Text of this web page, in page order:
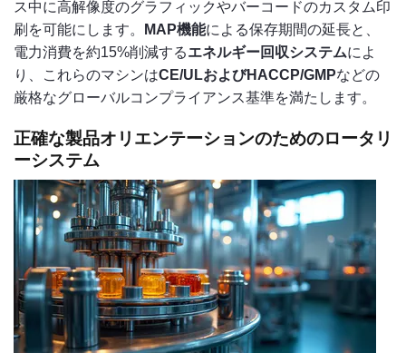
ス中に高解像度のグラフィックやバーコードのカスタム印
刷を可能にします。
MAP機能による保存期間の延長と、
電力消費を約15%削減するエネルギー回収システムによ
り、これらのマシンはCE/ULおよびHACCP/GMPなどの
厳格なグローバルコンプライアンス基準を満たします。
正確な製品オリエンテーションのためのロータリ
ーシステム